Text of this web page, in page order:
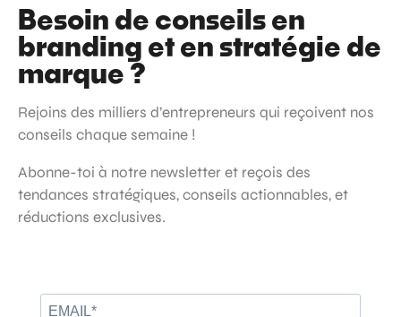
Besoin de conseils en
branding et en stratégie de
marque ?
Rejoins des milliers d’entrepreneurs qui reçoivent nos
conseils chaque semaine !
Abonne-toi à notre newsletter et reçois des
tendances stratégiques, conseils actionnables, et
réductions exclusives.